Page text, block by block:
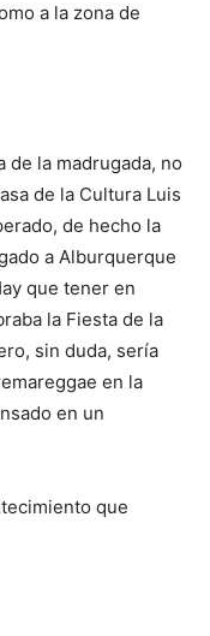
a la zona de
de la madrugada, no
de la Cultura Luis
de hecho la
a Alburquerque
que tener en
la Fiesta de la
sin duda, sería
en la
en un
que